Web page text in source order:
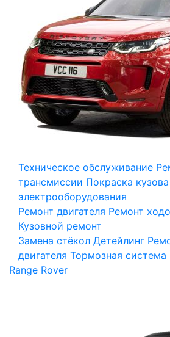
Техническое обслуживание
трансмиссии Покраска кузова
электрооборудования
Ремонт двигателя Ремонт
Кузовной ремонт
Замена стёкол Детейлинг
двигателя Тормозная система
Range Rover